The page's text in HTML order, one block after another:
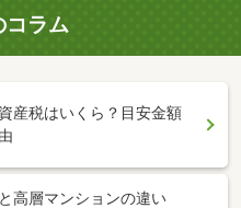
コラム
産税はいくら？目安金額
高層マンションの違い